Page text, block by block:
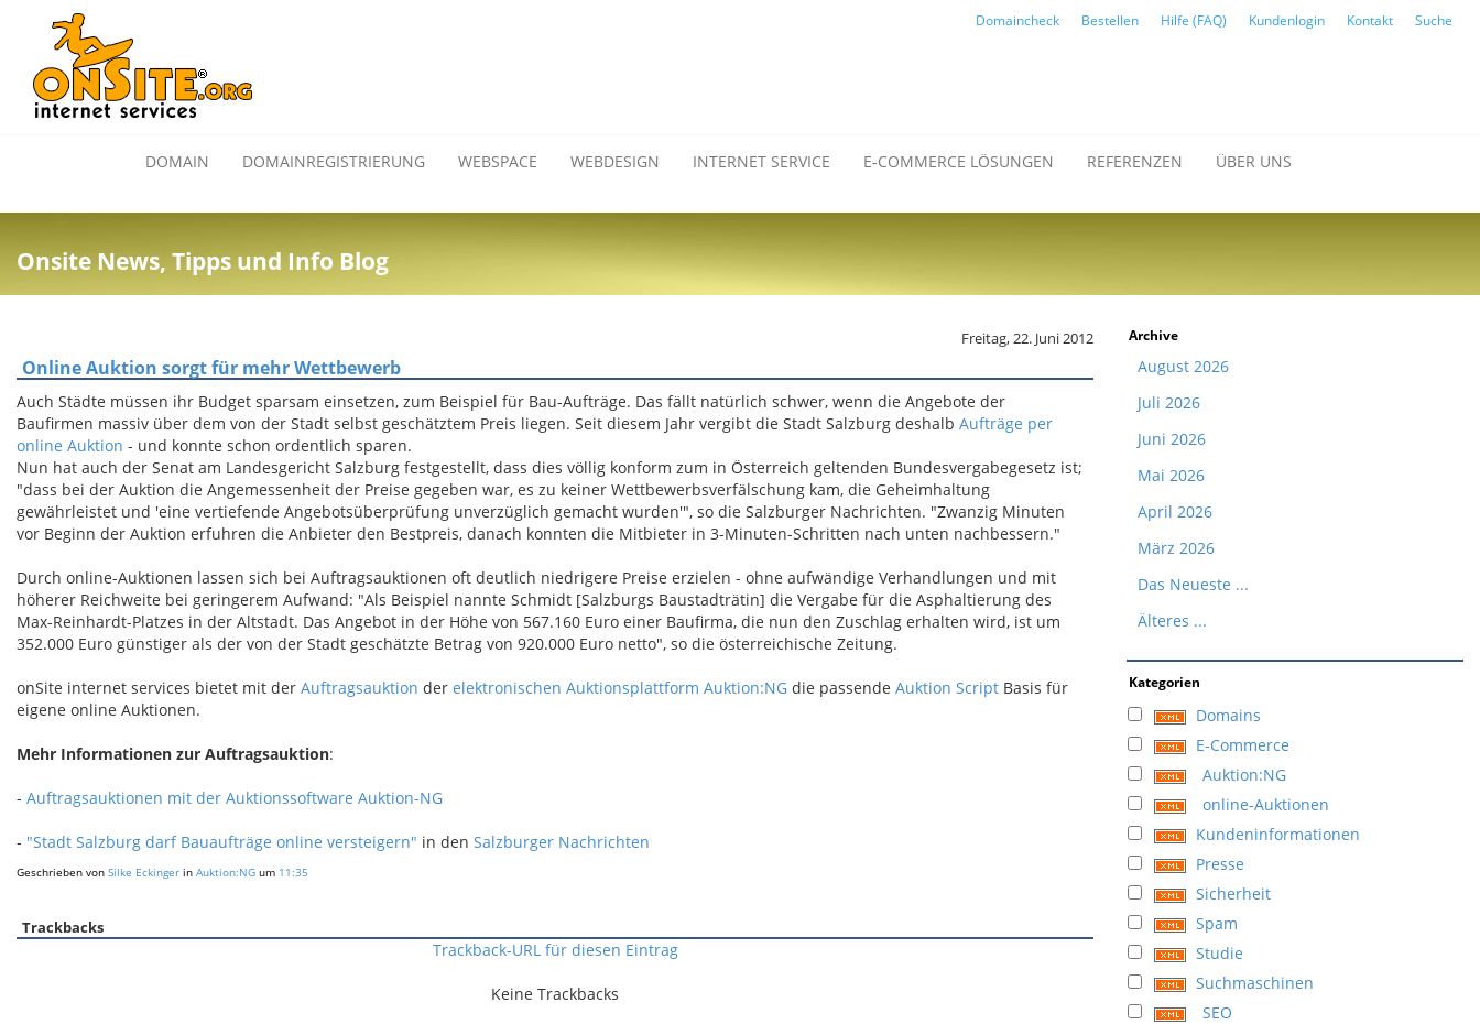
Domaincheck Bestellen Hilfe (FAQ) Kundenlogin Kontakt Suche
DOMAIN DOMAINREGISTRIERUNG WEBSPACE WEBDESIGN INTERNET SERVICE E-COMMERCE LÖSUNGEN REFERENZEN ÜBER UNS
Onsite News, Tipps und Info Blog
Freitag, 22. Juni 2012
Online Auktion sorgt für mehr Wettbewerb
Auch Städte müssen ihr Budget sparsam einsetzen, zum Beispiel für Bau-Aufträge. Das fällt natürlich schwer, wenn die Angebote der
Baufirmen massiv über dem von der Stadt selbst geschätztem Preis liegen. Seit diesem Jahr vergibt die Stadt Salzburg deshalb Aufträge per
online Auktion - und konnte schon ordentlich sparen.
Nun hat auch der Senat am Landesgericht Salzburg festgestellt, dass dies völlig konform zum in Österreich geltenden Bundesvergabegesetz ist;
"dass bei der Auktion die Angemessenheit der Preise gegeben war, es zu keiner Wettbewerbsverfälschung kam, die Geheimhaltung
gewährleistet und 'eine vertiefende Angebotsüberprüfung unverzüglich gemacht wurden'", so die Salzburger Nachrichten. "Zwanzig Minuten
vor Beginn der Auktion erfuhren die Anbieter den Bestpreis, danach konnten die Mitbieter in 3-Minuten-Schritten nach unten nachbessern."
Durch online-Auktionen lassen sich bei Auftragsauktionen oft deutlich niedrigere Preise erzielen - ohne aufwändige Verhandlungen und mit
höherer Reichweite bei geringerem Aufwand: "Als Beispiel nannte Schmidt [Salzburgs Baustadträtin] die Vergabe für die Asphaltierung des
Max-Reinhardt-Platzes in der Altstadt. Das Angebot in der Höhe von 567.160 Euro einer Baufirma, die nun den Zuschlag erhalten wird, ist um
352.000 Euro günstiger als der von der Stadt geschätzte Betrag von 920.000 Euro netto", so die österreichische Zeitung.
onSite internet services bietet mit der Auftragsauktion der elektronischen Auktionsplattform Auktion:NG die passende Auktion Script Basis für
eigene online Auktionen.
Mehr Informationen zur Auftragsauktion:
- Auftragsauktionen mit der Auktionssoftware Auktion-NG
- "Stadt Salzburg darf Bauaufträge online versteigern" in den Salzburger Nachrichten
Geschrieben von Silke Eckinger in Auktion:NG um 11:35
Trackbacks
Trackback-URL für diesen Eintrag
Keine Trackbacks
Archive
August 2026
Juli 2026
Juni 2026
Mai 2026
April 2026
März 2026
Das Neueste ...
Älteres ...
Kategorien
Domains
E-Commerce
Auktion:NG
online-Auktionen
Kundeninformationen
Presse
Sicherheit
Spam
Studie
Suchmaschinen
SEO